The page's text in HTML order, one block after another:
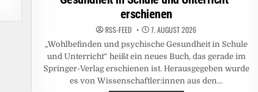
erschienen
RSS-FEED 7. AUGUST 2026
„Wohlbefinden und psychische Gesundheit in Schule
und Unterricht“ heißt ein neues Buch, das gerade im
Springer-Verlag erschienen ist. Herausgegeben wurde
es von Wissenschaftler:innen aus den…